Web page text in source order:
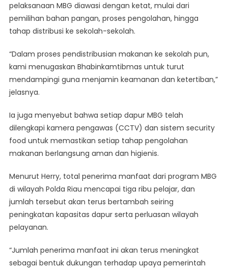
pelaksanaan MBG diawasi dengan ketat, mulai dari
pemilihan bahan pangan, proses pengolahan, hingga
tahap distribusi ke sekolah-sekolah.
“Dalam proses pendistribusian makanan ke sekolah pun,
kami menugaskan Bhabinkamtibmas untuk turut
mendampingi guna menjamin keamanan dan ketertiban,”
jelasnya.
Ia juga menyebut bahwa setiap dapur MBG telah
dilengkapi kamera pengawas (CCTV) dan sistem security
food untuk memastikan setiap tahap pengolahan
makanan berlangsung aman dan higienis.
Menurut Herry, total penerima manfaat dari program MBG
di wilayah Polda Riau mencapai tiga ribu pelajar, dan
jumlah tersebut akan terus bertambah seiring
peningkatan kapasitas dapur serta perluasan wilayah
pelayanan.
“Jumlah penerima manfaat ini akan terus meningkat
sebagai bentuk dukungan terhadap upaya pemerintah